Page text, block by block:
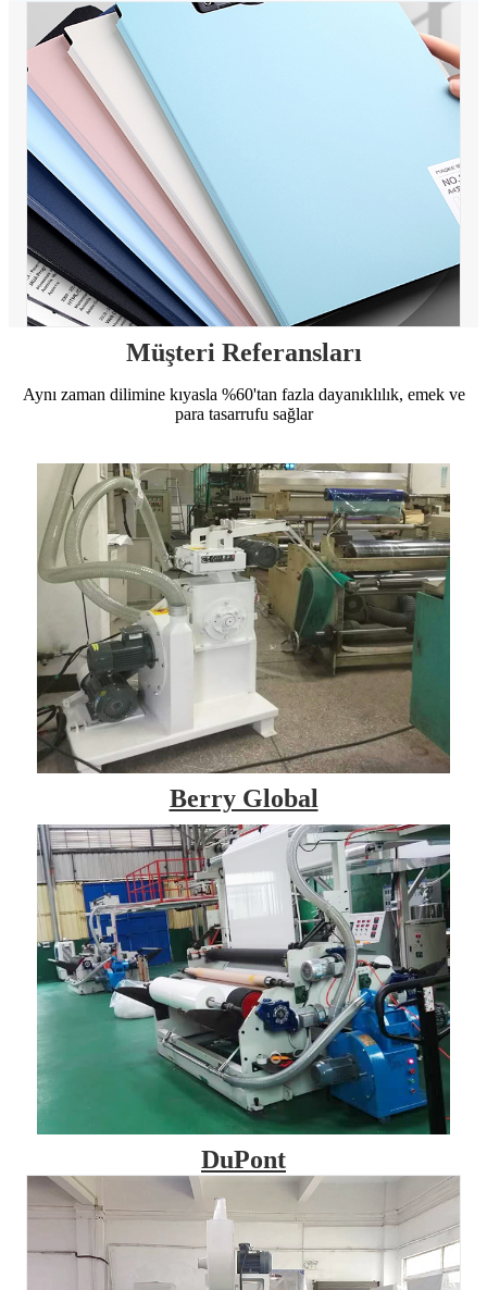
Müşteri Referansları
Aynı zaman dilimine kıyasla %60'tan fazla dayanıklılık, emek ve
para tasarrufu sağlar
Berry Global
DuPont